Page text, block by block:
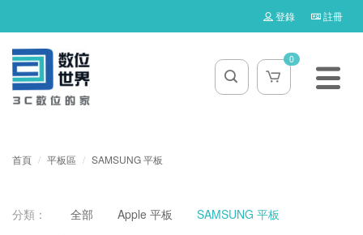
登錄 註冊
0
首頁 平板區 SAMSUNG 平板
分類： 全部 Apple 平板
SAMSUNG 平板